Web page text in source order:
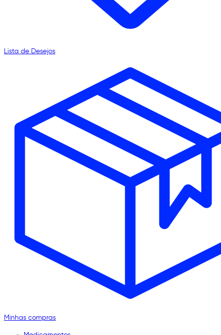
Lista de Desejos
Minhas compras